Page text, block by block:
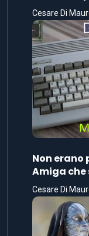
Cesare Di
Non
Amiga
Cesare Di